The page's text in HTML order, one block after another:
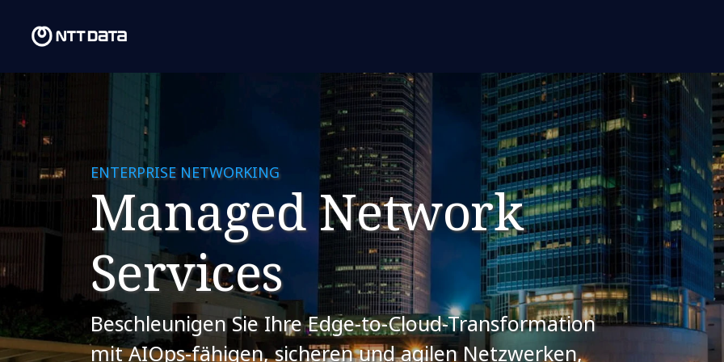
ENTERPRISE NETWORKING
Managed Network
Services
Beschleunigen Sie Ihre Edge-to-Cloud-Transformation
mit AIOps-fähigen, sicheren und agilen Netzwerken,